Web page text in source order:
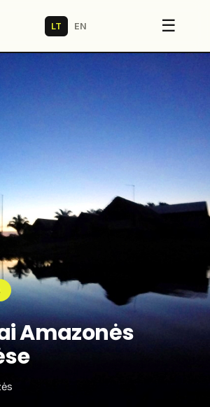
LT EN ☰
Amazonės